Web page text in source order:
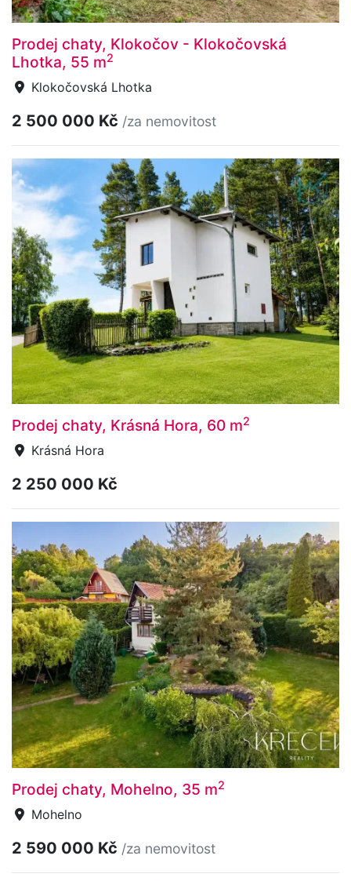
Prodej chaty, Klokočov - Klokočovská
Lhotka, 55 m2
Klokočovská Lhotka
2 500 000 Kč /za nemovitost
Prodej chaty, Krásná Hora, 60 m2
Krásná Hora
2 250 000 Kč
Prodej chaty, Mohelno, 35 m2
Mohelno
2 590 000 Kč /za nemovitost